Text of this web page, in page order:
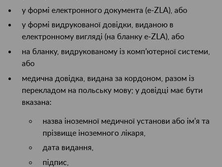
у формі електронного документа (e-ZLA), або
у формі видрукованої довідки, виданою в
електронному вигляді (на бланку e-ZLA), або
на бланку, видрукованому із комп’ютерної системи,
або
медична довідка, видана за кордоном, разом із
перекладом на польську мову; у довідці має бути
вказана:
назва іноземної медичної установи або ім’я та
прізвище іноземного лікаря,
дата видання,
підпис,